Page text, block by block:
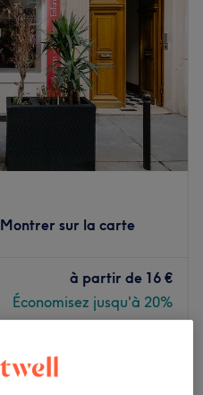
Montrer sur la carte
à partir de 16 €
Économisez jusqu'à 20%